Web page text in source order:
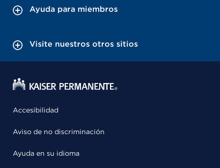
Ayuda para miembros
Visite nuestros otros sitios
Accesibilidad
Aviso de no discriminación
Ayuda en su idioma